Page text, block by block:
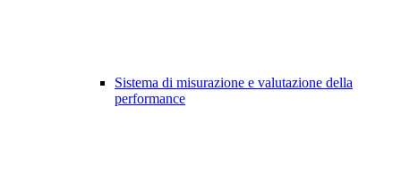
Sistema di misurazione e valutazione della
performance